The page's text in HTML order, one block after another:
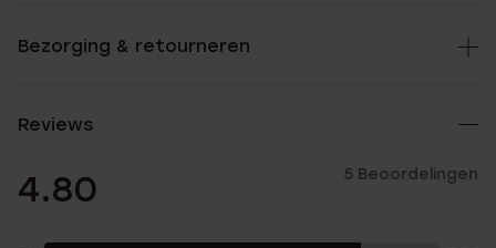
Bezorging & retourneren
Reviews
4.80 5 Beoordelingen